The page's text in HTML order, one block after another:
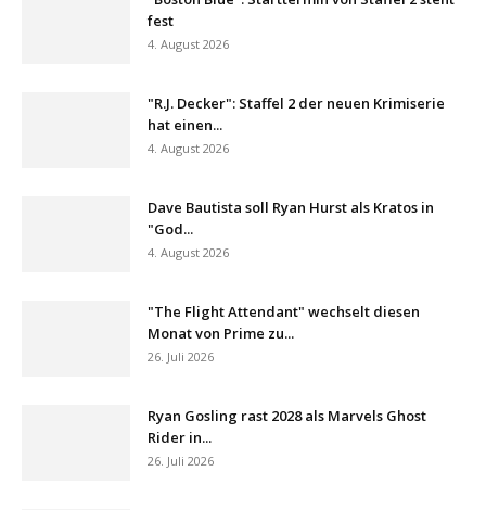
fest
4. August 2026
"R.J. Decker": Staffel 2 der neuen Krimiserie
hat einen...
4. August 2026
Dave Bautista soll Ryan Hurst als Kratos in
"God...
4. August 2026
"The Flight Attendant" wechselt diesen
Monat von Prime zu...
26. Juli 2026
Ryan Gosling rast 2028 als Marvels Ghost
Rider in...
26. Juli 2026